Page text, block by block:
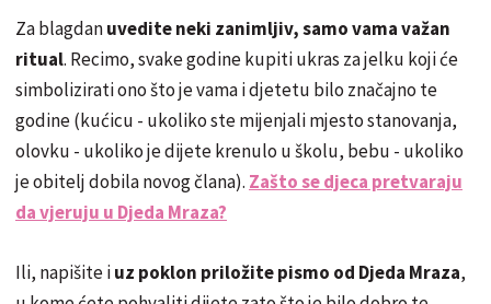
Za blagdanuvedite neki zanimljiv, samo vama važan
ritual. Recimo, svake godine kupiti ukras za jelku koji će
simbolizirati ono što je vama i djetetu bilo značajno te
godine (kućicu - ukoliko ste mijenjali mjesto stanovanja,
olovku - ukoliko je dijete krenulo u školu, bebu - ukoliko
je obitelj dobila novog člana). Zašto se djeca pretvaraju
da vjeruju u Djeda Mraza?
Ili, napišite iuz poklon priložite pismo od Djeda Mraza,